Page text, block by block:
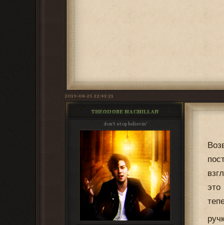
2019-08-25 22:43:21
THEODORE MACMILLAN
don't stop believin'